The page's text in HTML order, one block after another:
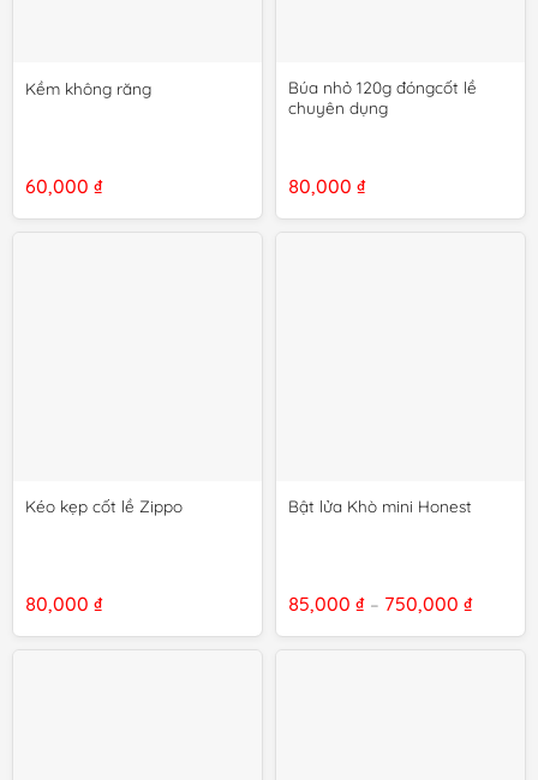
Kềm không răng
60,000 ₫
Búa nhỏ 120g đóngcốt lề
chuyên dụng
80,000 ₫
Kéo kẹp cốt lề Zippo
80,000 ₫
Bật lửa Khò mini Honest
85,000 ₫ – 750,000 ₫Khoảng
từ